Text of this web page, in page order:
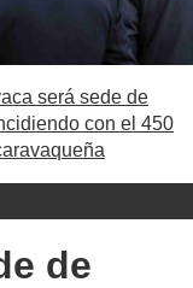
será sede de
con el 450
de